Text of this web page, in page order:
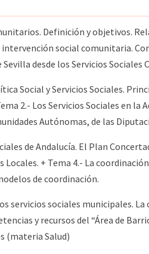
Definición y objetivos.
social comunitaria.
desde los Servicios Sociales
Social y Servicios Sociales.
2.- Los Servicios Sociales en
Autónomas, de las
de Andalucía. El Plan
Locales. + Tema 4.- La
de coordinación.
servicios sociales municipales.
y recursos del “Área de
(materia Salud)